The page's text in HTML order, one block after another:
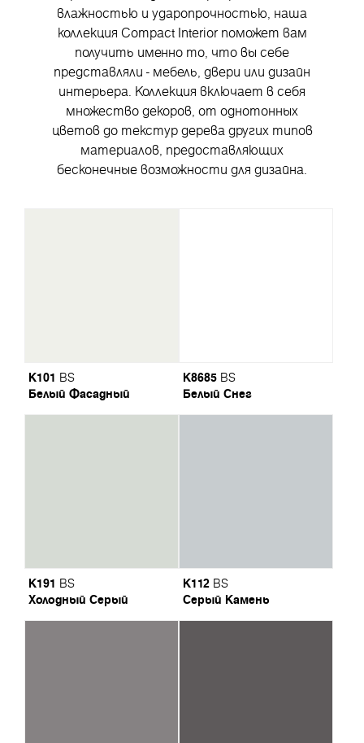
влажностью и ударопрочностью, наша
коллекция Compact Interior поможет вам
получить именно то, что вы себе
представляли - мебель, двери или дизайн
интерьера. Коллекция включает в себя
множество декоров, от однотонных
цветов до текстур дерева других типов
материалов, предоставляющих
бесконечные возможности для дизайна.
K101 BS
Белый Фасадный
K8685 BS
Белый Снег
K191 BS
Холодный Серый
K112 BS
Серый Камень